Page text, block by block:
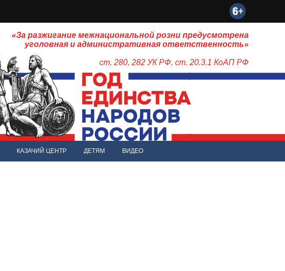
«За разжигание межнациональной розни предусмотрена
уголовная и административная ответственность»
ст. 280, 282 УК РФ, ст. 20.3.1 КоАП РФ
КАЗАЧИЙ ЦЕНТР ДЕТЯМ ВИДЕО